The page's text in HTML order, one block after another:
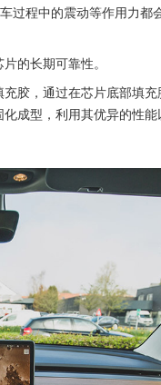
程中的震动等作用力都
的长期可靠性。
胶，通过在芯片底部填充
成型，利用其优异的性能